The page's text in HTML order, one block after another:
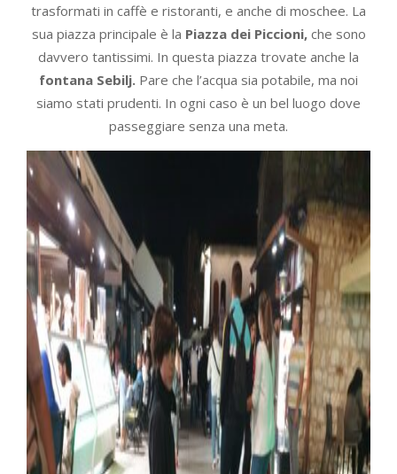
trasformati in caffè e ristoranti, e anche di moschee. La
sua piazza principale è la Piazza dei Piccioni,che sono
davvero tantissimi. In questa piazza trovate anche la
fontana Sebilj. Pare che l’acqua sia potabile, ma noi
siamo stati prudenti. In ogni caso è un bel luogo dove
passeggiare senza una meta.